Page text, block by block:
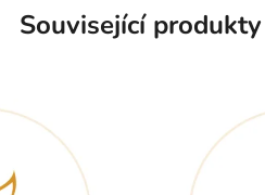
Související produkty